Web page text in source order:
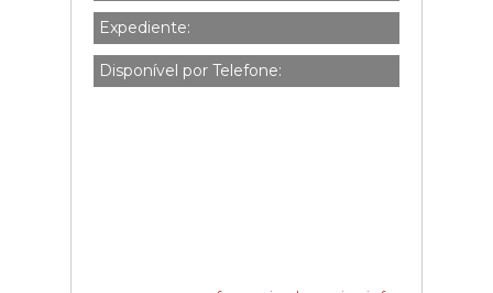
Expediente:
Disponível por Telefone: